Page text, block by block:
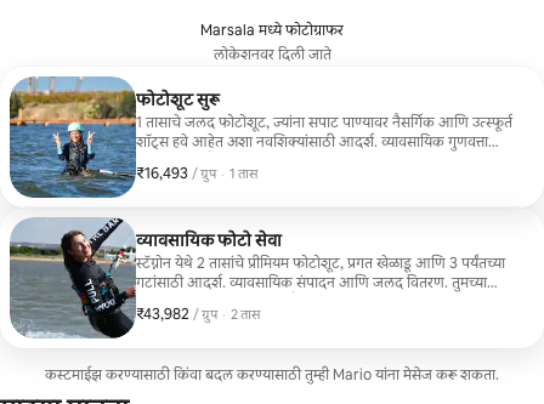
Marsala मध्ये फोटोग्राफर
लोकेशनवर दिली जाते
फोटोशूट सुरू
1 तासाचे जलद फोटोशूट, ज्यांना सपाट पाण्यावर नैसर्गिक आणि उत्स्फूर्त
शॉट्स हवे आहेत अशा नवशिक्यांसाठी आदर्श. व्यावसायिक गुणवत्ता
परिपूर्ण.
₹16,493 / ग्रुप
₹16,493, प्रति ग्रुप
, · 1 तास
व्यावसायिक फोटो सेवा
स्टॅग्नोन येथे 2 तासांचे प्रीमियम फोटोशूट, प्रगत खेळाडू आणि 3 पर्यंतच्या
गटांसाठी आदर्श. व्यावसायिक संपादन आणि जलद वितरण. तुमच्या
₹43,982 / ग्रुप
₹43,982, प्रति ग्रुप
, · 2 तास
कस्टमाईझ करण्यासाठी किंवा बदल करण्यासाठी तुम्ही Mario यांना मेसेज करू शकता.